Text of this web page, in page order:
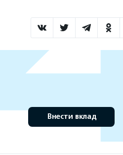
Внести вклад